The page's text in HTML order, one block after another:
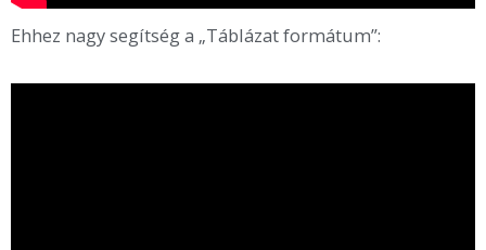
Ehhez nagy segítség a „Táblázat formátum”: